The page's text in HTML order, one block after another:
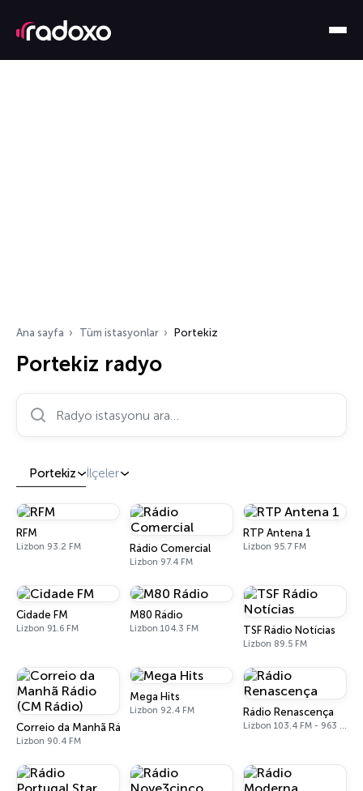
Ana sayfa Tüm istasyonlar Portekiz
Portekiz radyo
Radyo istasyonu ara…
Portekiz İlçeler
RFM
Lizbon 93.2 FM Rádio Comercial
Lizbon 97.4 FM
RTP Antena 1
Lizbon 95.7 FM
Cidade FM
Lizbon 91.6 FM
M80 Rádio
Lizbon 104.3 FM TSF Rádio Notícias
Lizbon 89.5 FM
Correio da Manhã Rádio (CM Rádio)
Lizbon 90.4 FM
Mega Hits
Lizbon 92.4 FM Rádio Renascença
Lizbon 103.4 FM - 963 AM